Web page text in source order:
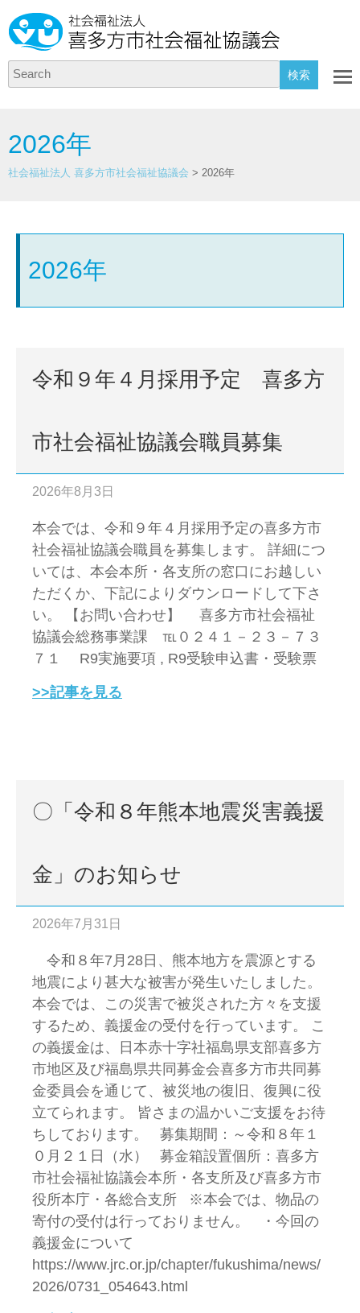
Search
2026年
社会福祉法人 喜多方市社会福祉協議会 > 2026年
2026年
令和９年４月採用予定 喜多方
市社会福祉協議会職員募集
2026年8月3日
本会では、令和９年４月採用予定の喜多方市
社会福祉協議会職員を募集します。 詳細につ
いては、本会本所・各支所の窓口にお越しい
ただくか、下記によりダウンロードして下さ
い。 【お問い合わせ】 喜多方市社会福祉
協議会総務事業課 ℡０２４１－２３－７３
７１ R9実施要項 , R9受験申込書・受験票
>>記事を見る
〇「令和８年熊本地震災害義援
金」のお知らせ
2026年7月31日
令和８年7月28日、熊本地方を震源とする
地震により甚大な被害が発生いたしました。
本会では、この災害で被災された方々を支援
するため、義援金の受付を行っています。 こ
の義援金は、日本赤十字社福島県支部喜多方
市地区及び福島県共同募金会喜多方市共同募
金委員会を通じて、被災地の復旧、復興に役
立てられます。 皆さまの温かいご支援をお待
ちしております。 募集期間：～令和８年１
０月２１日（水） 募金箱設置個所：喜多方
市社会福祉協議会本所・各支所及び喜多方市
役所本庁・各総合支所 ※本会では、物品の
寄付の受付は行っておりません。 ・今回の
義援金について
https://www.jrc.or.jp/chapter/fukushima/news/
2026/0731_054643.html